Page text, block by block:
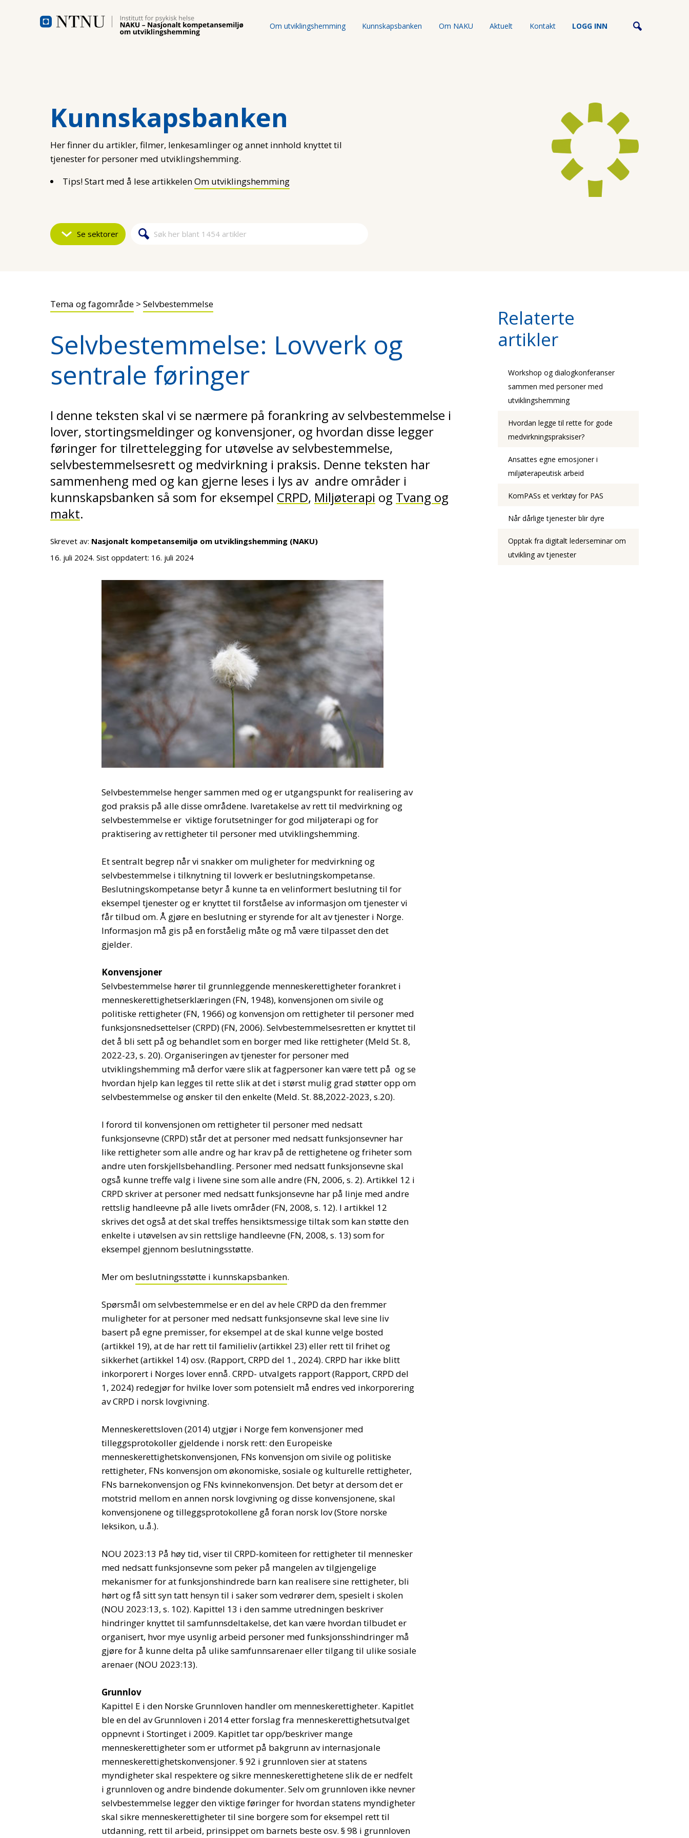
Om utviklingshemming Kunnskapsbanken Om NAKU Aktuelt Kontakt LOGG INN
Kunnskapsbanken
Her finner du artikler, filmer, lenkesamlinger og annet innhold knyttet til
tjenester for personer med utviklingshemming.
Tips! Start med å lese artikkelenOm utviklingshemming
Se sektorer Søkeskjema
Søk
Tema og fagområde > Selvbestemmelse
Selvbestemmelse: Lovverk og
sentrale føringer
I denne teksten skal vi se nærmere på forankring av selvbestemmelse i
lover, stortingsmeldinger og konvensjoner, og hvordan disse legger
føringer for tilrettelegging for utøvelse av selvbestemmelse,
selvbestemmelsesrett og medvirkning i praksis. Denne teksten har
sammenheng med og kan gjerne leses i lys av andre områder i
kunnskapsbanken så som for eksempel CRPD, Miljøterapi og Tvang og
makt.
Skrevet av: Nasjonalt kompetansemiljø om utviklingshemming (NAKU)
16. juli 2024. Sist oppdatert: 16. juli 2024
Selvbestemmelse henger sammen med og er utgangspunkt for realisering av
god praksis på alle disse områdene. Ivaretakelse av rett til medvirkning og
selvbestemmelse er viktige forutsetninger for god miljøterapi og for
praktisering av rettigheter til personer med utviklingshemming.
Et sentralt begrep når vi snakker om muligheter for medvirkning og
selvbestemmelse i tilknytning til lovverk er beslutningskompetanse.
Beslutningskompetanse betyr å kunne ta en velinformert beslutning til for
eksempel tjenester og er knyttet til forståelse av informasjon om tjenester vi
får tilbud om. Å gjøre en beslutning er styrende for alt av tjenester i Norge.
Informasjon må gis på en forståelig måte og må være tilpasset den det
gjelder.
Konvensjoner
Selvbestemmelse hører til grunnleggende menneskerettigheter forankret i
menneskerettighetserklæringen (FN, 1948), konvensjonen om sivile og
politiske rettigheter (FN, 1966) og konvensjon om rettigheter til personer med
funksjonsnedsettelser (CRPD) (FN, 2006). Selvbestemmelsesretten er knyttet til
det å bli sett på og behandlet som en borger med like rettigheter (Meld St. 8,
2022-23, s. 20). Organiseringen av tjenester for personer med
utviklingshemming må derfor være slik at fagpersoner kan være tett på og se
hvordan hjelp kan legges til rette slik at det i størst mulig grad støtter opp om
selvbestemmelse og ønsker til den enkelte (Meld. St. 88,2022-2023, s.20).
I forord til konvensjonen om rettigheter til personer med nedsatt
funksjonsevne (CRPD) står det at personer med nedsatt funksjonsevner har
like rettigheter som alle andre og har krav på de rettighetene og friheter som
andre uten forskjellsbehandling. Personer med nedsatt funksjonsevne skal
også kunne treffe valg i livene sine som alle andre (FN, 2006, s. 2). Artikkel 12 i
CRPD skriver at personer med nedsatt funksjonsevne har på linje med andre
rettslig handleevne på alle livets områder (FN, 2008, s. 12). I artikkel 12
skrives det også at det skal treffes hensiktsmessige tiltak som kan støtte den
enkelte i utøvelsen av sin rettslige handleevne (FN, 2008, s. 13) som for
eksempel gjennom beslutningsstøtte.
Mer om beslutningsstøtte i kunnskapsbanken.
Spørsmål om selvbestemmelse er en del av hele CRPD da den fremmer
muligheter for at personer med nedsatt funksjonsevne skal leve sine liv
basert på egne premisser, for eksempel at de skal kunne velge bosted
(artikkel 19), at de har rett til familieliv (artikkel 23) eller rett til frihet og
sikkerhet (artikkel 14) osv. (Rapport, CRPD del 1., 2024). CRPD har ikke blitt
inkorporert i Norges lover ennå. CRPD- utvalgets rapport (Rapport, CRPD del
1, 2024) redegjør for hvilke lover som potensielt må endres ved inkorporering
av CRPD i norsk lovgivning.
Menneskerettsloven (2014) utgjør i Norge fem konvensjoner med
tilleggsprotokoller gjeldende i norsk rett: den Europeiske
menneskerettighetskonvensjonen, FNs konvensjon om sivile og politiske
rettigheter, FNs konvensjon om økonomiske, sosiale og kulturelle rettigheter,
FNs barnekonvensjon og FNs kvinnekonvensjon. Det betyr at dersom det er
motstrid mellom en annen norsk lovgivning og disse konvensjonene, skal
konvensjonene og tilleggsprotokollene gå foran norsk lov (Store norske
leksikon, u.å.).
NOU 2023:13 På høy tid, viser til CRPD-komiteen for rettigheter til mennesker
med nedsatt funksjonsevne som peker på mangelen av tilgjengelige
mekanismer for at funksjonshindrede barn kan realisere sine rettigheter, bli
hørt og få sitt syn tatt hensyn til i saker som vedrører dem, spesielt i skolen
(NOU 2023:13, s. 102). Kapittel 13 i den samme utredningen beskriver
hindringer knyttet til samfunnsdeltakelse, det kan være hvordan tilbudet er
organisert, hvor mye usynlig arbeid personer med funksjonsshindringer må
gjøre for å kunne delta på ulike samfunnsarenaer eller tilgang til ulike sosiale
arenaer (NOU 2023:13).
Grunnlov
Kapittel E i den Norske Grunnloven handler om menneskerettigheter. Kapitlet
ble en del av Grunnloven i 2014 etter forslag fra menneskerettighetsutvalget
oppnevnt i Stortinget i 2009. Kapitlet tar opp/beskriver mange
menneskerettigheter som er utformet på bakgrunn av internasjonale
menneskerettighetskonvensjoner. § 92 i grunnloven sier at statens
myndigheter skal respektere og sikre menneskerettighetene slik de er nedfelt
i grunnloven og andre bindende dokumenter. Selv om grunnloven ikke nevner
selvbestemmelse legger den viktige føringer for hvordan statens myndigheter
skal sikre menneskerettigheter til sine borgere som for eksempel rett til
utdanning, rett til arbeid, prinsippet om barnets beste osv. § 98 i grunnloven
Relaterte
artikler
Workshop og dialogkonferanser
sammen med personer med
utviklingshemming
Hvordan legge til rette for gode
medvirkningspraksiser?
Ansattes egne emosjoner i
miljøterapeutisk arbeid
KomPASs et verktøy for PAS
Når dårlige tjenester blir dyre
Opptak fra digitalt lederseminar om
utvikling av tjenester